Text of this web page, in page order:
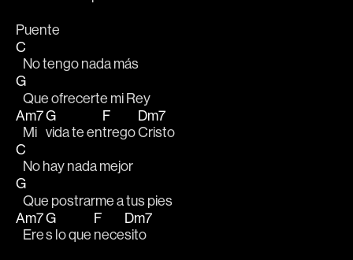
Puente
C
   No tengo nada más
G
   Que ofrecerte mi Rey
Am7
   Mi
G
vida te en
F
trego
Dm7
Cristo
C
   No hay nada mejor
G
   Que postrarme a tus pies
Am7
   Ere
G
s lo que
F
nece
Dm7
sito